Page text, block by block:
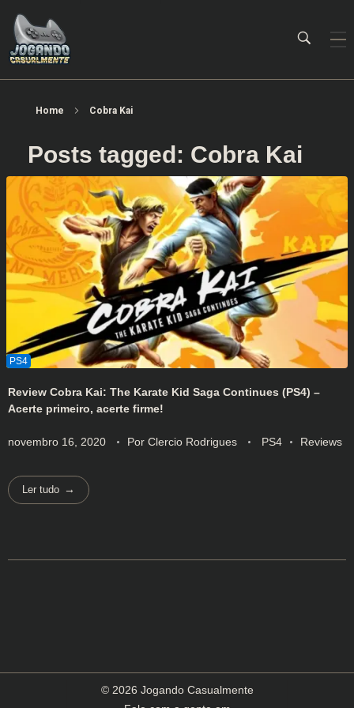
Home Cobra Kai
Posts tagged: Cobra Kai
Review Cobra Kai: The Karate Kid Saga Continues (PS4) –
Acerte primeiro, acerte firme!
novembro 16, 2020 Por Clercio Rodrigues PS4 Reviews
Ler tudo
© 2026 Jogando Casualmente